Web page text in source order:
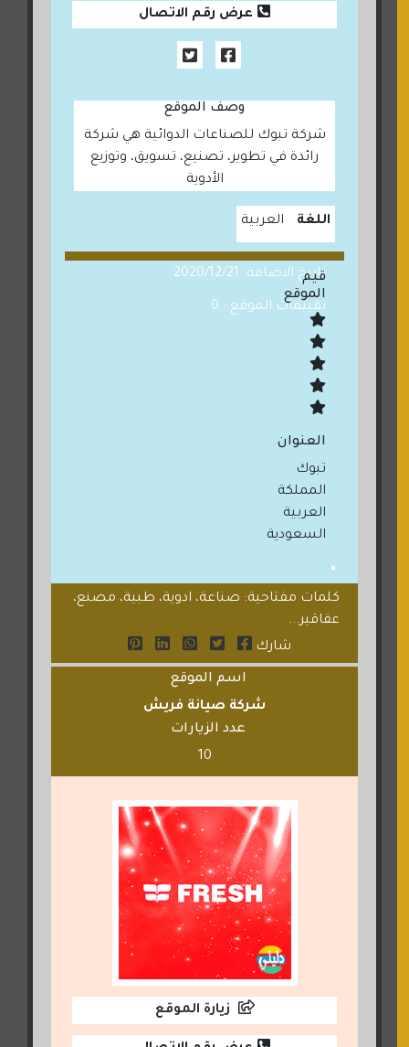
عرض رقم الاتصال
وصف الموقع
شركة تبوك للصناعات الدوائية هي شركة
رائدة في تطوير، تصنيع، تسويق، وتوزيع
الأدوية
اللغة العربية
تاريخ الاضافة: 2020/12/21
تقييمات الموقع : 0
قيم
الموقع
العنوان
تبوك
المملكة
العربية
السعودية
كلمات مفتاحية: صناعة، ادوية، طبية، مصنع،
عقاقير...
شارك
اسم الموقع
شركة صيانة فريش
عدد الزيارات
10
زيارة الموقع